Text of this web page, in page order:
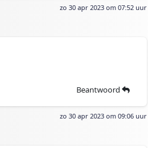
zo 30 apr 2023 om 07:52 uur
Beantwoord
zo 30 apr 2023 om 09:06 uur